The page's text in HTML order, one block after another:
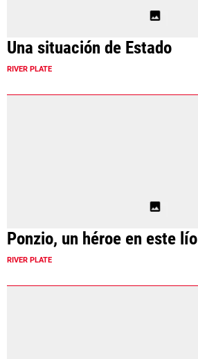
Una situación de Estado
RIVER PLATE
Ponzio, un héroe en este lío
RIVER PLATE